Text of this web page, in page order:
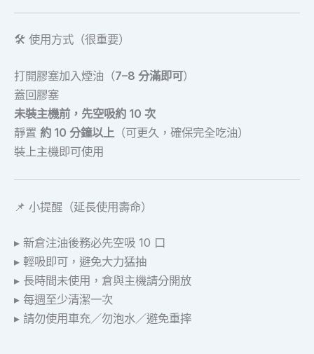
🛠️ 使用方式（很重要）
打開膠塞加入煙油（7–8 分滿即可）
蓋回膠塞
未裝主機前，先空吸約 10 次
靜置 約 10 分鐘以上（可更久，確保完全吃油）
裝上主機即可使用
📌 小提醒（延長使用壽命）
▸ 新倉注油後務必先空吸 10 口
▸ 輕吸即可，避免大力猛抽
▸ 長時間未使用，倉與主機請分開放
▸ 每週至少清潔一次
▸ 請勿使用車充／勿泡水／避免重摔